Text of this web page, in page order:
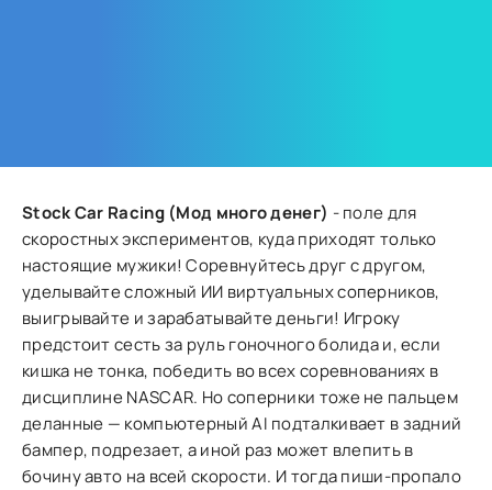
Stock Car Racing (Мод много денег) - поле для
скоростных экспериментов, куда приходят только
настоящие мужики! Соревнуйтесь друг с другом,
уделывайте сложный ИИ виртуальных соперников,
выигрывайте и зарабатывайте деньги! Игроку
предстоит сесть за руль гоночного болида и, если
кишка не тонка, победить во всех соревнованиях в
дисциплине NASCAR. Но соперники тоже не пальцем
деланные — компьютерный AI подталкивает в задний
бампер, подрезает, а иной раз может влепить в
бочину авто на всей скорости. И тогда пиши-пропало